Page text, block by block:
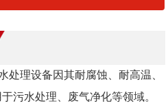
处理设备因其耐腐蚀、耐高温、
污水处理、废气净化等领域。